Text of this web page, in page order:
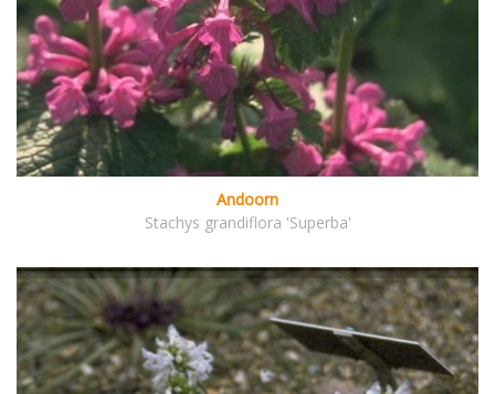
Andoorn
Stachys grandiflora 'Superba'